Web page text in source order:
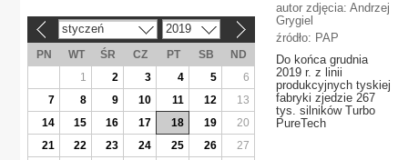
autor zdjęcia: Andrzej
Grygiel
źródło: PAP
Do końca grudnia
2019 r. z linii
produkcyjnych tyskiej
fabryki zjedzie 267
tys. silników Turbo
PureTech
styczeń 2019
PN WT ŚR CZ PT SB
ND
1
2 3 4 5
6
7
8 9 10 11 12
13
14
15 16 17 18 19
20
21
22 23 24 25 26
27